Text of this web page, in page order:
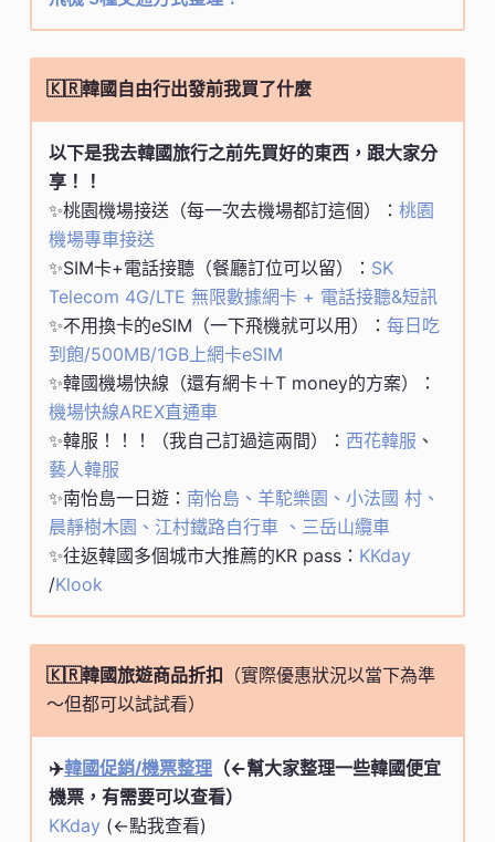
🇰🇷韓國自由行出發前我買了什麼
以下是我去韓國旅行之前先買好的東西，跟大家分
享！！
✨桃園機場接送（每一次去機場都訂這個）： 桃園
機場專車接送
✨SIM卡+電話接聽（餐廳訂位可以留）： SK
Telecom 4G/LTE 無限數據網卡 + 電話接聽&短訊
✨不用換卡的eSIM（一下飛機就可以用）： 每日吃
到飽/500MB/1GB上網卡eSIM
✨韓國機場快線（還有網卡＋T money的方案）：
機場快線AREX直通車
✨韓服！！！（我自己訂過這兩間）： 西花韓服 、
藝人韓服
✨南怡島一日遊： 南怡島、羊駝樂園、小法國 村、
晨靜樹木園、江村鐵路自行車 、三岳山纜車
✨往返韓國多個城市大推薦的KR pass： KKday
/Klook
🇰🇷韓國旅遊商品折扣 （實際優惠狀況以當下為準
～但都可以試試看）
✈️韓國促銷/機票整理（<-幫大家整理一些韓國便宜
機票，有需要可以查看）
KKday (<-點我查看)